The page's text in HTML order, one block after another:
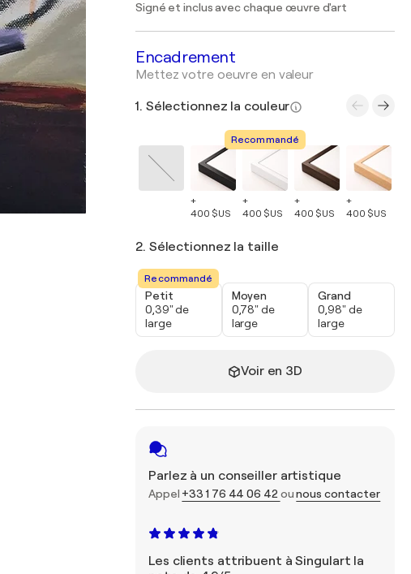
Signé et inclus avec chaque œuvre d'art
Encadrement
Mettez votre oeuvre en valeur
1. Sélectionnez la couleur
+
400 $US
Recommandé
+
400 $US
+
400 $US
+
400 $US
2. Sélectionnez la taille
Recommandé
Petit
0,39" de
large
Moyen
0,78" de
large
Grand
0,98" de
large
Voir en 3D
Parlez à un conseiller artistique
Appel +33 1 76 44 06 42 ounous contacter
Les clients attribuent à Singulart la